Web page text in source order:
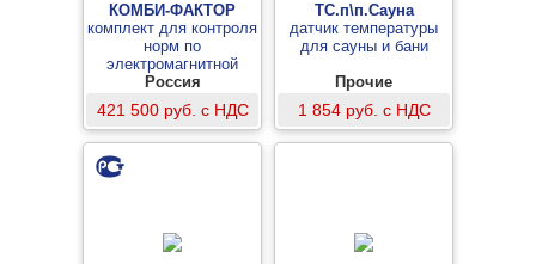
КОМБИ-ФАКТОР
комплект для контроля
норм по
электромагнитной
безопасности
Россия
421 500 руб. с НДС
ТС.п\п.Сауна
датчик температуры
для сауны и бани
Прочие
1 854 руб. с НДС